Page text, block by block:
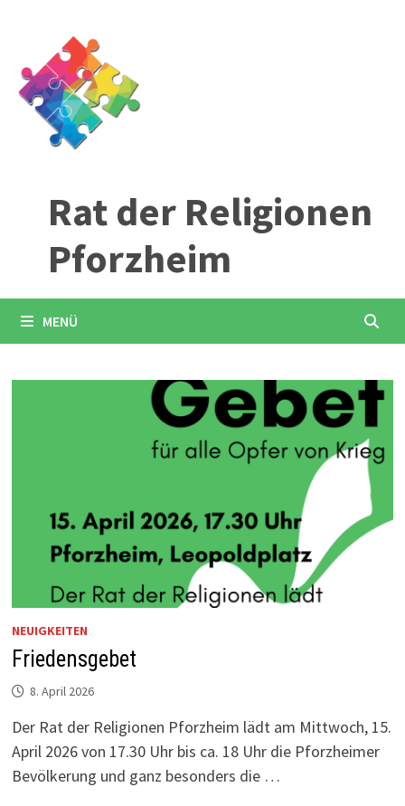
springen
Rat der Religionen
Pforzheim
MENÜ
NEUIGKEITEN
Friedensgebet
8. April 2026
Der Rat der Religionen Pforzheim lädt am Mittwoch, 15.
April 2026 von 17.30 Uhr bis ca. 18 Uhr die Pforzheimer
Bevölkerung und ganz besonders die …